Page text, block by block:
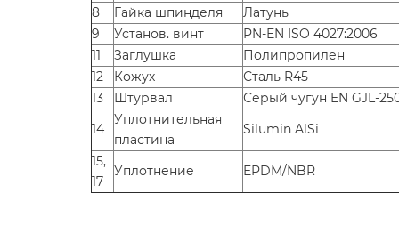
8
Гайка шпинделя
Латунь
9
Установ. винт
PN-EN ISO 4027:2006
11
Заглушка
Полипропилен
12
Кожух
Сталь R45
13
Штурвал
Серый чугун EN GJL-
14
Уплотнительная
пластина
Silumin AlSi
15,
17
Уплотнение EPDM/NBR